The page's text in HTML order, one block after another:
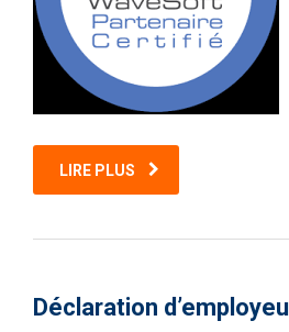
LIRE PLUS
Déclaration